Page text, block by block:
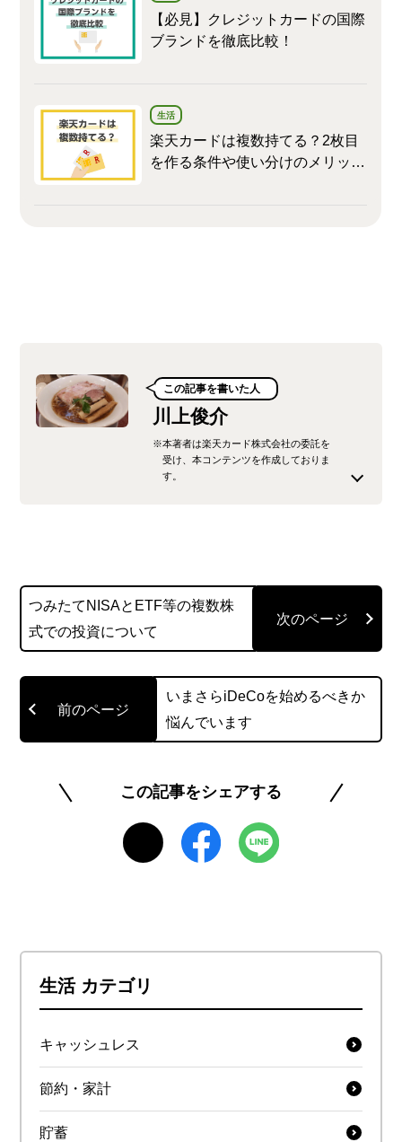
【必見】クレジットカードの国際
ブランドを徹底比較！
生活
楽天カードは複数持てる？2枚目
を作る条件や使い分けのメリット
この記事を書いた人
川上俊介
※本著者は楽天カード株式会社の委託を
受け、本コンテンツを作成しておりま
す。
を使い分けながら、自分にとって最適な使い方を
模索中。毎月貯まっていくポイントを見ながらそ
味はラーメンの食べ歩きです。
このライターの記事一覧を見る
つみたてNISAとETF等の複数株
式での投資について
いまさらiDeCoを始めるべきか
悩んでいます
この記事をシェアする
生活 カテゴリ
キャッシュレス
節約・家計
貯蓄